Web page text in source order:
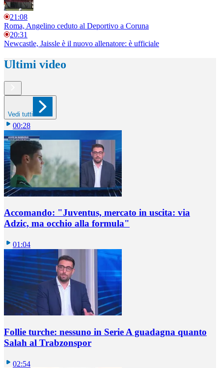
21:08
Roma, Angelino ceduto al Deportivo a Coruna
20:31
Newcastle, Jaissle è il nuovo allenatore: è ufficiale
Ultimi video
Vedi tutti
00:28
Accomando: "Juventus, mercato in uscita: via
Adzic, ma occhio alla formula"
01:04
Follie turche: nessuno in Serie A guadagna quanto
Salah al Trabzonspor
02:54